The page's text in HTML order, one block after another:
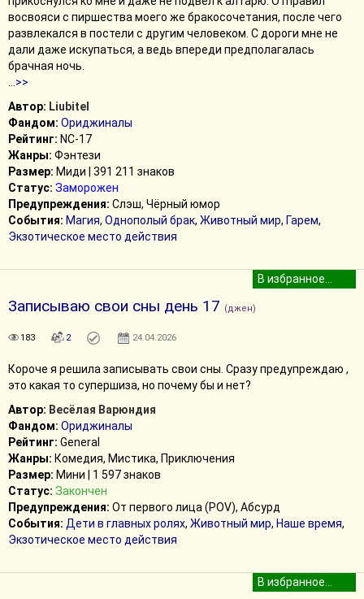
восвояси с пиршества моего же бракосочетания, после чего
развлекался в постели с другим человеком. С дороги мне не
дали даже искупаться, а ведь впереди предполагалась
брачная ночь.
>>
Автор: Liubitel
Фандом: Ориджиналы
Рейтинг: NC-17
Жанры: Фэнтези
Размер: Миди | 391 211 знаков
Статус: Заморожен
Предупреждения: Слэш, Чёрный юмор
События: Магия, Однополый брак, Животный мир, Гарем,
Экзотическое место действия
Записываю свои сны день 17 (джен)
183 2 24.04.2026
Короче я решила записывать свои сны. Сразу предупреждаю ,
это какая то супершиза, но почему бы и нет?
Автор: Весёлая Варюндия
Фандом: Ориджиналы
Рейтинг: General
Жанры: Комедия, Мистика, Приключения
Размер: Мини | 1 597 знаков
Статус: Закончен
Предупреждения: От первого лица (POV), Абсурд
События: Дети в главных ролях, Животный мир, Наше время,
Экзотическое место действия